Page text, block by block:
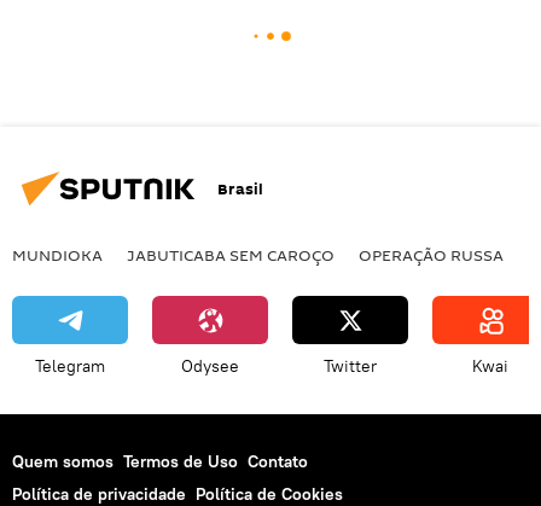
Brasil
MUNDIOKA JABUTICABA SEM CAROÇO OPERAÇÃO RUSSA
Telegram Odysee Twitter Kwai
Quem somos Termos de Uso Contato
Política de privacidade Política de Cookies